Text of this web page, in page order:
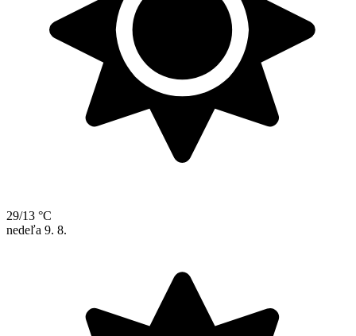
29/13 °C
nedeľa 9. 8.